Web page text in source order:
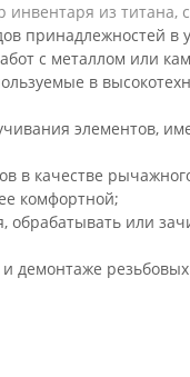
из титана,
принадлежностей в
с металлом или
в
элементов,
в качестве
комфортной;
обрабатывать или
демонтаже